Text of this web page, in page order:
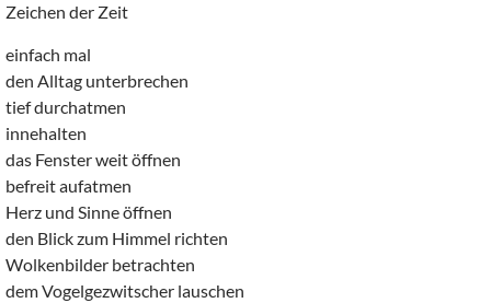
Zeichen der Zeit
einfach mal
den Alltag unterbrechen
tief durchatmen
innehalten
das Fenster weit öffnen
befreit aufatmen
Herz und Sinne öffnen
den Blick zum Himmel richten
Wolkenbilder betrachten
dem Vogelgezwitscher lauschen